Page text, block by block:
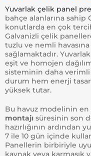
Yuvarlak çelik panel
bahçe alanlarına sahip
konutlarda en çok
Galvanizli çelik
tuzlu ve nemli
sağlamaktadır.
eşit ve homojen
sisteminin daha verimli
durum hem enerji
yüksek tutar.
Bu havuz modelinin en
montajı süresinin son
hazırlığının ardından
7 ile 10 gün içinde
Panellerin birbiriyle
kaynak veya karmaşık